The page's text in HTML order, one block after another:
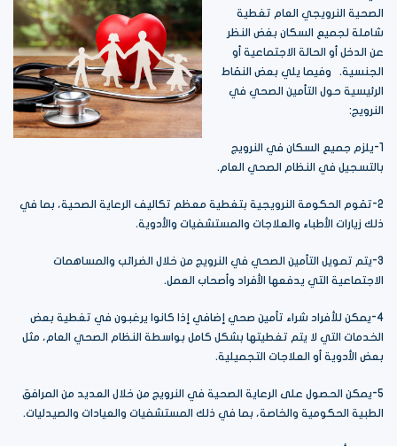
الصحية النرويجي العام تغطية
شاملة لجميع السكان بغض النظر
عن الدخل أو الحالة الاجتماعية أو
الجنسية. وفيما يلي بعض النقاط
الرئيسية حول التأمين الصحي في
النرويج:
1-يلزم جميع السكان في النرويج
بالتسجيل في النظام الصحي العام.
2-تقوم الحكومة النرويجية بتغطية معظم تكاليف الرعاية الصحية، بما في
ذلك زيارات الأطباء والعلاجات والمستشفيات والأدوية.
3-يتم تمويل التأمين الصحي في النرويج من خلال الضرائب والمساهمات
الاجتماعية التي يدفعها الأفراد وأصحاب العمل.
4-يمكن للأفراد شراء تأمين صحي إضافي إذا كانوا يرغبون في تغطية بعض
الخدمات التي لا يتم تغطيتها بشكل كامل بواسطة النظام الصحي العام، مثل
بعض الأدوية أو العلاجات التجميلية.
5-يمكن الحصول على الرعاية الصحية في النرويج من خلال العديد من المرافق
الطبية الحكومية والخاصة، بما في ذلك المستشفيات والعيادات والصيدليات.